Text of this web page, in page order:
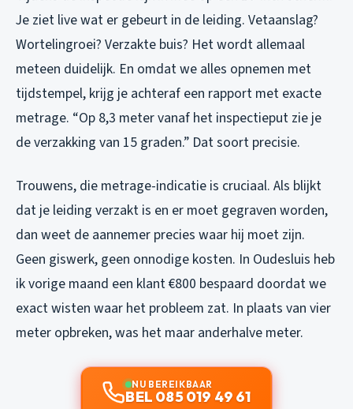
Je ziet live wat er gebeurt in de leiding. Vetaanslag?
Wortelingroei? Verzakte buis? Het wordt allemaal
meteen duidelijk. En omdat we alles opnemen met
tijdstempel, krijg je achteraf een rapport met exacte
metrage. “Op 8,3 meter vanaf het inspectieput zie je
de verzakking van 15 graden.” Dat soort precisie.
Trouwens, die metrage-indicatie is cruciaal. Als blijkt
dat je leiding verzakt is en er moet gegraven worden,
dan weet de aannemer precies waar hij moet zijn.
Geen giswerk, geen onnodige kosten. In Oudesluis heb
ik vorige maand een klant €800 bespaard doordat we
exact wisten waar het probleem zat. In plaats van vier
meter opbreken, was het maar anderhalve meter.
NU BEREIKBAAR
BEL 085 019 49 61